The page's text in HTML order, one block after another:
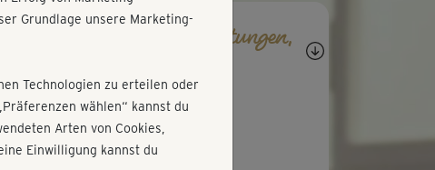
Fragen, Antworten, Bewertungen,
P
Petra376
Interessante Erklärung häufiger
Haltungsprobleme
Grundlage unsere Marketing-
Technologien zu erteilen oder
wählen“ kannst du
Arten von Cookies,
Einwilligung kannst du